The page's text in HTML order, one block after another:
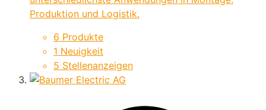
Produktion und Logistik.
6 Produkte
1 Neuigkeit
5 Stellenanzeigen